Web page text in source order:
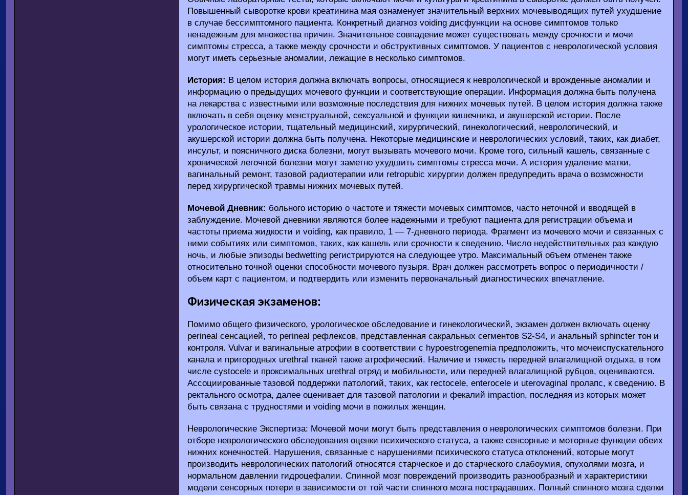
Повышенный сыворотке крови креатинина мая ознаменует значительный верхних мочевыводящих путей ухудшение
в случае бессимптомного пациента. Конкретный диагноз voiding дисфункции на основе симптомов только
ненадежным для множества причин. Значительное совпадение может существовать между срочности и мочи
симптомы стресса, а также между срочности и обструктивных симптомов. У пациентов с неврологической условия
могут иметь серьезные аномалии, лежащие в несколько симптомов.
История: В целом история должна включать вопросы, относящиеся к неврологической и врожденные аномалии и
информацию о предыдущих мочевого функции и соответствующие операции. Информация должна быть получена
на лекарства с известными или возможные последствия для нижних мочевых путей. В целом история должна также
включать в себя оценку менструальной, сексуальной и функции кишечника, и акушерской истории. После
урологическое истории, тщательный медицинский, хирургический, гинекологический, неврологический, и
акушерской истории должна быть получена. Некоторые медицинские и неврологических условий, таких, как диабет,
инсульт, и поясничного диска болезни, могут вызывать мочевого мочи. Кроме того, сильный кашель, связанные с
хронической легочной болезни могут заметно ухудшить симптомы стресса мочи. А история удаление матки,
вагинальный ремонт, тазовой радиотерапии или retropubic хирургии должен предупредить врача о возможности
перед хирургической травмы нижних мочевых путей.
Мочевой Дневник: больного историю о частоте и тяжести мочевых симптомов, часто неточной и вводящей в
заблуждение. Мочевой дневники являются более надежными и требуют пациента для регистрации объема и
частоты приема жидкости и voiding, как правило, 1 — 7-дневного периода. Фрагмент из мочевого мочи и связанных с
ними событиях или симптомов, таких, как кашель или срочности к сведению. Число недействительных раз каждую
ночь, и любые эпизоды bedwetting регистрируются на следующее утро. Максимальный объем отменен также
относительно точной оценки способности мочевого пузыря. Врач должен рассмотреть вопрос о периодичности /
объем карт с пациентом, и подтвердить или изменить первоначальный диагностических впечатление.
Физическая экзаменов:
Помимо общего физического, урологическое обследование и гинекологический, экзамен должен включать оценку
perineal сенсацией, то perineal рефлексов, представленная сакральных сегментов S2-S4, и анальный sphincter тон и
контроля. Vulvar и вагинальные атрофии в соответствии с hypoestrogenemia предположить, что мочеиспускательного
канала и пригородных urethral тканей также атрофический. Наличие и тяжесть передней влагалищной отдыха, в том
числе cystocele и проксимальных urethral отряд и мобильности, или передней влагалищной рубцов, оцениваются.
Ассоциированные тазовой поддержки патологий, таких, как rectocele, enterocele и uterovaginal пролапс, к сведению. В
ректального осмотра, далее оценивает для тазовой патологии и фекалий impaction, последняя из которых может
быть связана с трудностями и voiding мочи в пожилых женщин.
Неврологические Экспертиза: Мочевой мочи могут быть представления о неврологических симптомов болезни. При
отборе неврологического обследования оценки психического статуса, а также сенсорные и моторные функции обеих
нижних конечностей. Нарушения, связанные с нарушениями психического статуса отклонений, которые могут
производить неврологических патологий относятся старческое и до старческого слабоумия, опухолями мозга, и
нормальном давлении гидроцефалии. Спинной мозг повреждений производить разнообразный и характеристики
модели сенсорных потери в зависимости от той части спинного мозга пострадавших. Полный спинного мозга сделки